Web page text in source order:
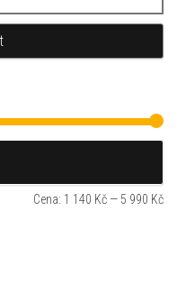
Cena: 1 140 Kč — 5 990 Kč